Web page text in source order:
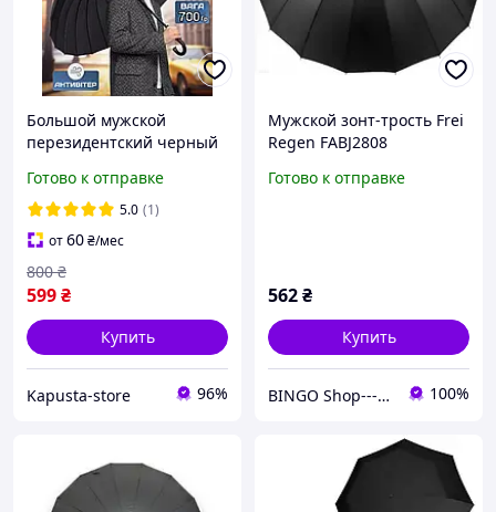
Большой мужской
перезидентский черный
трость Антишторм
полуавтомат система
антиветер KA
Готово к отправке
5.0 (1)
от60₴/мес
599₴
800 ₴
Купить
Kapusta-store 96%
Мужской зонт-трость Frei
Regen FABJ2808
антиветер
Готово к отправке
562₴
Купить
BINGO Shop---ви завжди у виграші! 100%